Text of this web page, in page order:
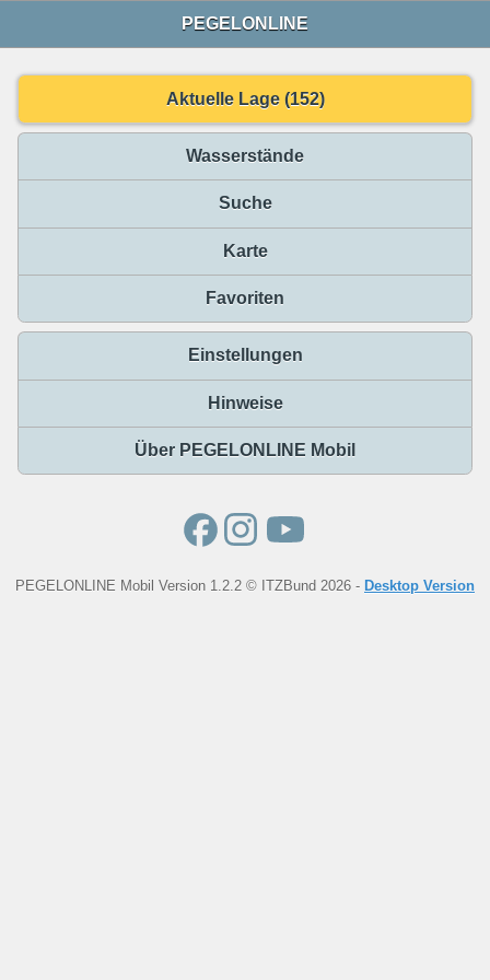
PEGELONLINE
Aktuelle Lage (152)
Wasserstände
Suche
Karte
Favoriten
Einstellungen
Hinweise
Über PEGELONLINE Mobil
PEGELONLINE Mobil Version 1.2.2 © ITZBund 2026 - Desktop Version